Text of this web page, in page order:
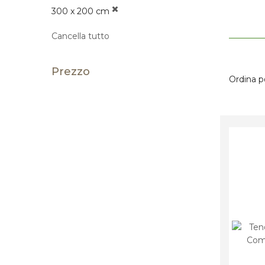
300 x 200 cm
Cancella tutto
Prezzo
Ordina